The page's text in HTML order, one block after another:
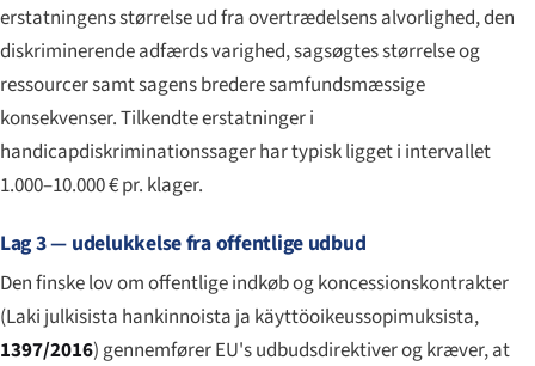
erstatningens størrelse ud fra overtrædelsens alvorlighed, den
diskriminerende adfærds varighed, sagsøgtes størrelse og
ressourcer samt sagens bredere samfundsmæssige
konsekvenser. Tilkendte erstatninger i
handicapdiskriminationssager har typisk ligget i intervallet
1.000–10.000 € pr. klager.
Lag 3 — udelukkelse fra offentlige udbud
Den finske lov om offentlige indkøb og koncessionskontrakter
(Laki julkisista hankinnoista ja käyttöoikeussopimuksista,
1397/2016) gennemfører EU's udbudsdirektiver og kræver, at